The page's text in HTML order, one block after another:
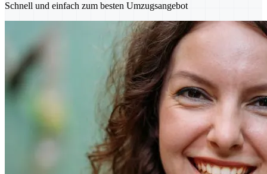
Schnell und einfach zum besten Umzugsangebot